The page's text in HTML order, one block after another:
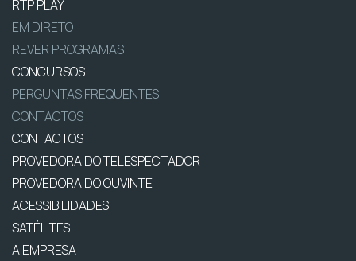
RTP PLAY
EM DIRETO
REVER PROGRAMAS
CONCURSOS
PERGUNTAS FREQUENTES
CONTACTOS
CONTACTOS
PROVEDORA DO TELESPECTADOR
PROVEDORA DO OUVINTE
ACESSIBILIDADES
SATÉLITES
A EMPRESA